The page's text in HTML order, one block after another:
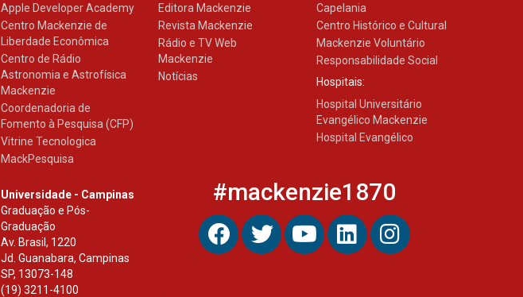
Apple Developer Academy
Centro Mackenzie de
Liberdade Econômica
Centro de Rádio
Astronomia e Astrofísica
Mackenzie
Coordenadoria de
Fomento à Pesquisa (CFP)
Vitrine Tecnologica
MackPesquisa
Editora Mackenzie
Revista Mackenzie
Rádio e TV Web
Mackenzie
Notícias
Capelania
Centro Histórico e Cultural
Mackenzie Voluntário
Responsabilidade Social
Hospitais:
Hospital Universitário
Evangélico Mackenzie
Hospital Evangélico
Universidade - Campinas
Graduação e Pós-
Graduação
Av. Brasil, 1220
Jd. Guanabara, Campinas
SP, 13073-148
(19) 3211-4100
#mackenzie1870